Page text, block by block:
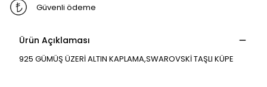
Güvenli ödeme
Ürün Açıklaması
925 GÜMÜŞ ÜZERİ ALTIN KAPLAMA,SWAROVSKİ TAŞLI KÜPE